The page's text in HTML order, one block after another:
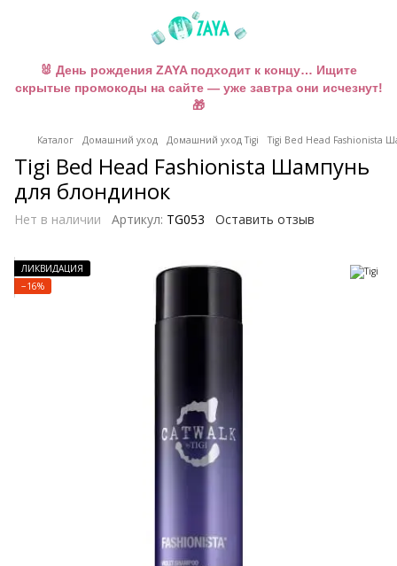
🐰 День рождения ZAYA подходит к концу… Ищите
скрытые промокоды на сайте — уже завтра они исчезнут!
🎁
Каталог Домашний уход Домашний уход Tigi Tigi Bed Head Fashionista
Tigi Bed Head Fashionista Шампунь
для блондинок
Нет в наличии Артикул: TG053 Оставить отзыв
ЛИКВИДАЦИЯ
−16%